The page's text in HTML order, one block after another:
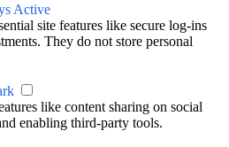
Active
site features like secure log-ins
They do not store personal
like content sharing on social
enabling third-party tools.